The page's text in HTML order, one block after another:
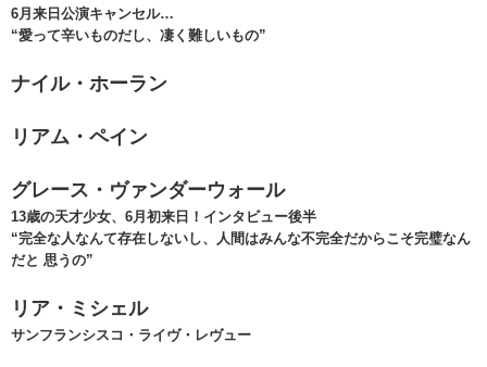
6月来日公演キャンセル…
“愛って辛いものだし、凄く難しいもの”
ナイル・ホーラン
リアム・ペイン
グレース・ヴァンダーウォール
13歳の天才少女、6月初来日！インタビュー後半
“完全な人なんて存在しないし、人間はみんな不完全だからこそ完璧なん
だと 思うの”
リア・ミシェル
サンフランシスコ・ライヴ・レヴュー